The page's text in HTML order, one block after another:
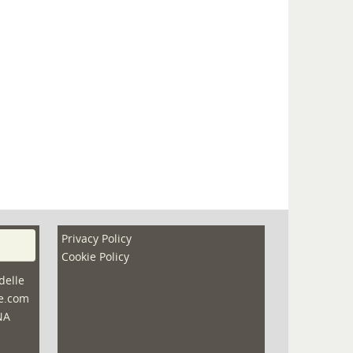
Privacy Policy
Cookie Policy